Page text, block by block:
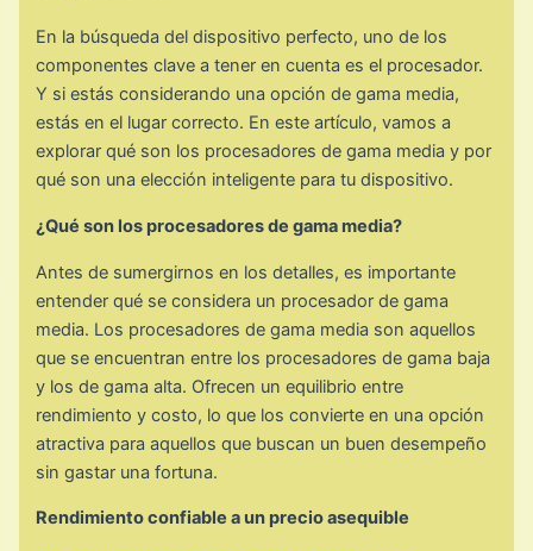
En la búsqueda del dispositivo perfecto, uno de los
componentes clave a tener en cuenta es el procesador.
Y si estás considerando una opción de gama media,
estás en el lugar correcto. En este artículo, vamos a
explorar qué son los procesadores de gama media y por
qué son una elección inteligente para tu dispositivo.
¿Qué son los procesadores de gama media?
Antes de sumergirnos en los detalles, es importante
entender qué se considera un procesador de gama
media. Los procesadores de gama media son aquellos
que se encuentran entre los procesadores de gama baja
y los de gama alta. Ofrecen un equilibrio entre
rendimiento y costo, lo que los convierte en una opción
atractiva para aquellos que buscan un buen desempeño
sin gastar una fortuna.
Rendimiento confiable a un precio asequible